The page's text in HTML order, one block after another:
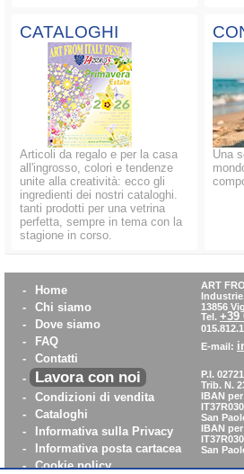
CATALOGHI
Articoli da regalo e per la casa
all'ingrosso, colori e tendenze
unite alla creatività: ecco gli
ingredienti dei nostri cataloghi.
tanti prodotti per una vetrina
perfetta, sempre in tema con la
stagione in corso.
Una
-
Home
-
Chi siamo
-
Dove siamo
-
FAQ
-
Contatti
-
Lavora con noi
-
Condizioni di vendita
-
Cataloghi
-
Informativa sulla Privacy
-
Informativa posta cartacea
- Cookie policy
ART
13856
Tel. +39
E-mail:
P.I.
Trib. N.
IBAN
San
IBAN
San